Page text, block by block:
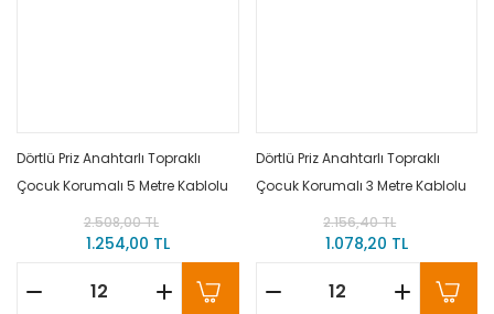
Dörtlü Priz Anahtarlı Topraklı
Çocuk Korumalı 5 Metre Kablolu
Multi-Let 90117405 VİKO
2.508,00 TL
1.254,00 TL
Dörtlü Priz Anahtarlı Topraklı
Çocuk Korumalı 3 Metre Kablolu
Multi-Let 90117403 VİKO
2.156,40 TL
1.078,20 TL